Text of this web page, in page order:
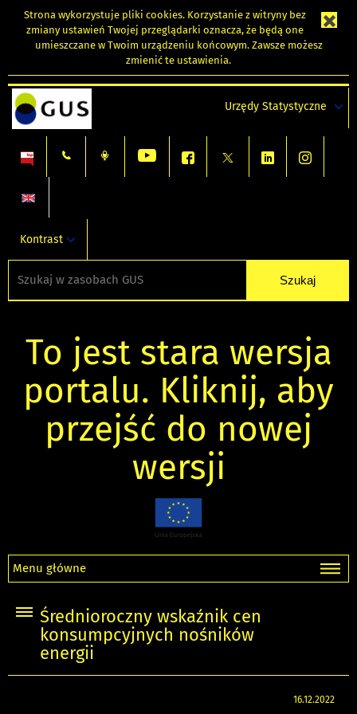
Strona wykorzystuje pliki cookies. Korzystanie z witryny bez
zmiany ustawień Twojej przeglądarki oznacza, że będą one
umieszczane w Twoim urządzeniu końcowym. Zawsze możesz
zmienić te ustawienia.
Urzędy Statystyczne
Kontrast
To jest stara wersja
portalu. Kliknij, aby
przejść do nowej
wersji
Menu główne
Średnioroczny wskaźnik cen
konsumpcyjnych nośników
energii
16.12.2022